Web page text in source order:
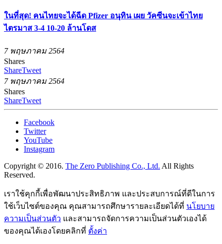
ในที่สุด! คนไทยจะได้ฉีด Pfizer อนุทิน เผย วัคซีนจะเข้าไทย
ไตรมาส 3-4 10-20 ล้านโดส
7 พฤษภาคม 2564
Shares
ShareTweet
7 พฤษภาคม 2564
Shares
ShareTweet
Facebook
Twitter
YouTube
Instagram
Copyright © 2016. The Zero Publishing Co., Ltd. All Rights
Reserved.
เราใช้คุกกี้เพื่อพัฒนาประสิทธิภาพ และประสบการณ์ที่ดีในการ
ใช้เว็บไซต์ของคุณ คุณสามารถศึกษารายละเอียดได้ที่ นโยบาย
ความเป็นส่วนตัว และสามารถจัดการความเป็นส่วนตัวเองได้
ของคุณได้เองโดยคลิกที่ ตั้งค่า